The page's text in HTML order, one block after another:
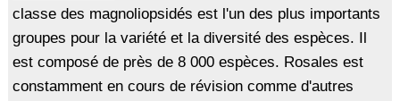
classe des magnoliopsidés est l'un des plus importants
groupes pour la variété et la diversité des espèces. Il
est composé de près de 8 000 espèces. Rosales est
constamment en cours de révision comme d'autres